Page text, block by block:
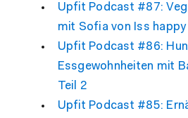
Upfit Podcast #87:
mit Sofia von Iss happy
Upfit Podcast #86:
Essgewohnheiten mit
Teil 2
Upfit Podcast #85: